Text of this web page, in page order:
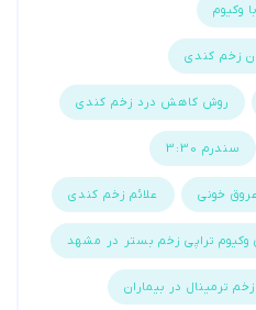
زخم کندی
روش کاهش درد زخم کندی
سندرم 3:30
خونی علائم زخم کندی
تراپی زخم بستر در مشهد
ترمینال در بیماران